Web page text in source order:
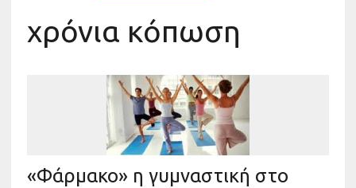
χρόνια κόπωση
«Φάρμακο» η γυμναστική στο